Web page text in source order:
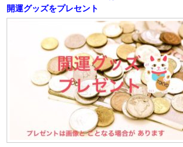
開運グッズをプレセント